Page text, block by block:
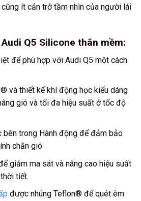
ít cản trở tầm nhìn của người lái
Q5 Silicone thân mềm:
để phù hợp với Audi Q5 một cách
và thiết kế khí động học kiểu dáng
gió và tối đa hiệu suất ở tốc độ
bên trong Hành động để đảm bảo
chắn gió.
giảm ma sát và nâng cao hiệu suất
tiết.
được nhúng Teflon® để quét êm